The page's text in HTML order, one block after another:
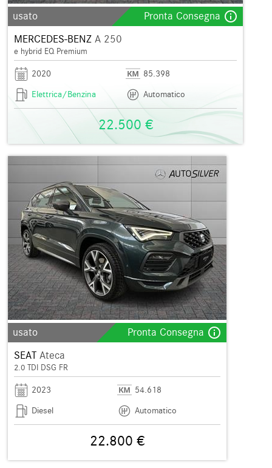
usato Pronta Consegna info_outline
MERCEDES-BENZ A 250
e hybrid EQ Premium
2020
85.398
Elettrica/Benzina
Automatico
22.500 €
usato Pronta Consegna info_outline
SEAT Ateca
2.0 TDI DSG FR
2023
54.618
Diesel
Automatico
22.800 €